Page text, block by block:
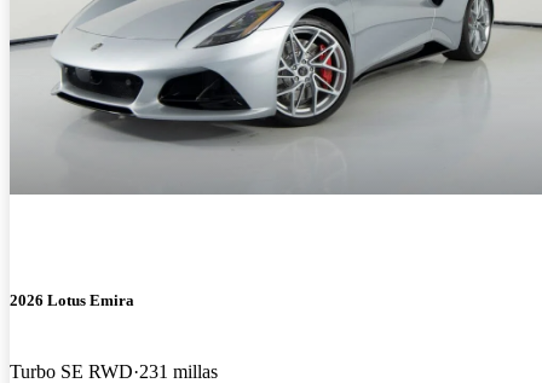
2026 Lotus Emira
Turbo SE RWD 231 millas